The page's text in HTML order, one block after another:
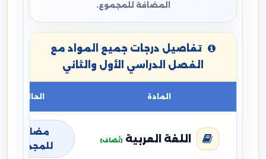
المضافة للمجموع.
تفاصيل درجات جميع المواد مع
الفصل الدراسي الأول والثاني
المادة الحالة
اللغة العربية (تُضاف)
مضافة
للمجموع